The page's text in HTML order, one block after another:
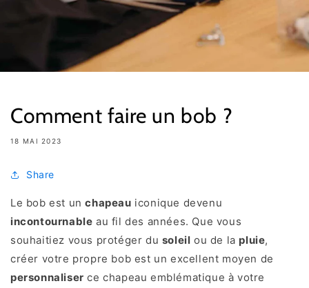
Comment faire un bob ?
18 MAI 2023
Share
Le bob est unchapeau iconique devenu
incontournable au fil des années. Que vous
souhaitiez vous protéger du soleil ou de la pluie,
créer votre propre bob est un excellent moyen de
personnaliser ce chapeau emblématique à votre